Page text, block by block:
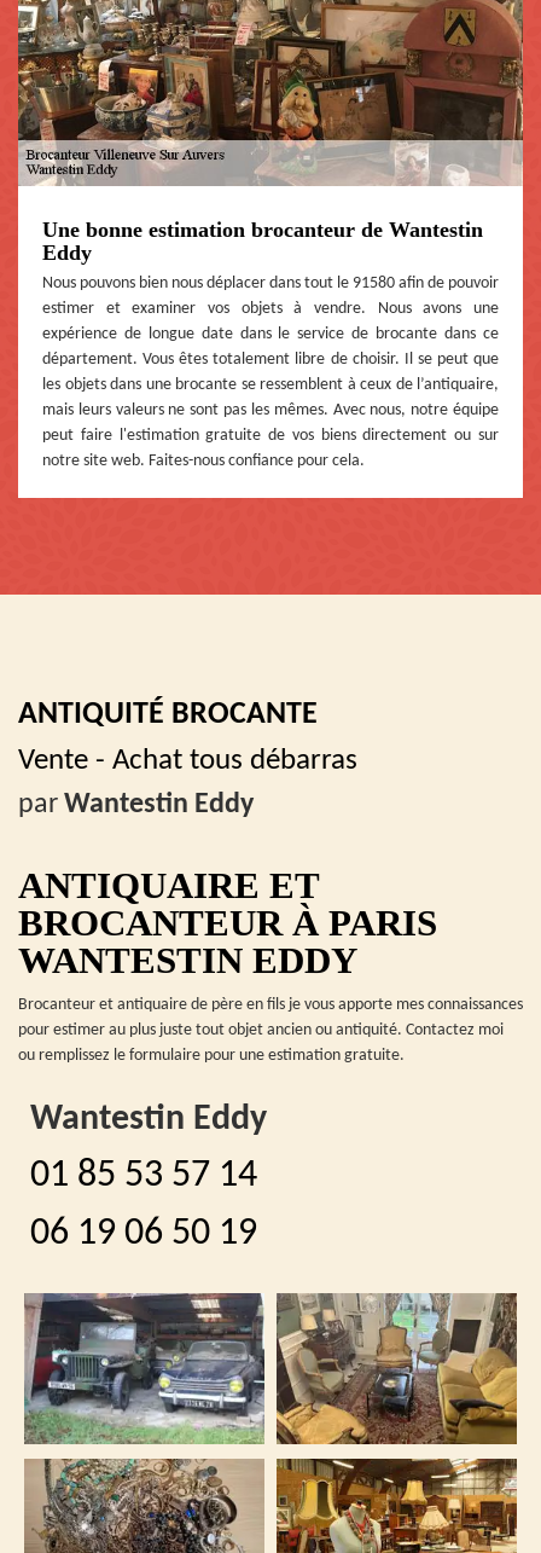
Une bonne estimation brocanteur de Wantestin
Eddy
Nous pouvons bien nous déplacer dans tout le 91580 afin de pouvoir
estimer et examiner vos objets à vendre. Nous avons une
expérience de longue date dans le service de brocante dans ce
département. Vous êtes totalement libre de choisir. Il se peut que
les objets dans une brocante se ressemblent à ceux de l’antiquaire,
mais leurs valeurs ne sont pas les mêmes. Avec nous, notre équipe
peut faire l'estimation gratuite de vos biens directement ou sur
notre site web. Faites-nous confiance pour cela.
ANTIQUITÉ BROCANTE
Vente - Achat tous débarras
par Wantestin Eddy
ANTIQUAIRE ET
BROCANTEUR À PARIS
WANTESTIN EDDY
Brocanteur et antiquaire de père en fils je vous apporte mes connaissances
pour estimer au plus juste tout objet ancien ou antiquité. Contactez moi
ou remplissez le formulaire pour une estimation gratuite.
Wantestin Eddy
01 85 53 57 14
06 19 06 50 19